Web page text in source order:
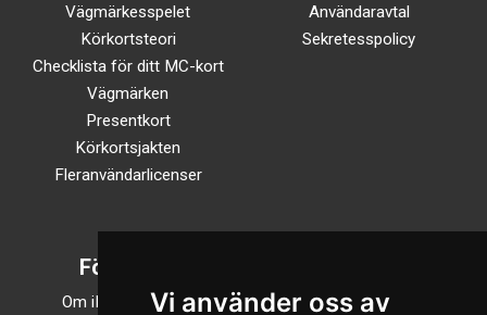
Vi använder oss av
Vägmärkesspelet
Körkortsteori
Checklista för ditt MC-kort
Vägmärken
Presentkort
Körkortsjakten
Fleranvändarlicenser
Användaravtal
Sekretesspolicy
Företaget
Om iKörkortMC.se TikTok